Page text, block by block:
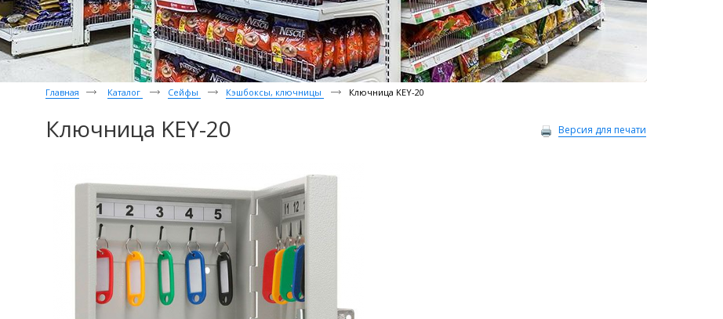
Главная Каталог Сейфы Кэшбоксы, ключницы Ключница KEY-20
Ключница KEY-20 Версия для печати